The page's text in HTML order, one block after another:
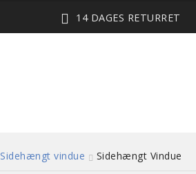
14 DAGES RETURRET
Sidehængt vindue Sidehængt Vindue